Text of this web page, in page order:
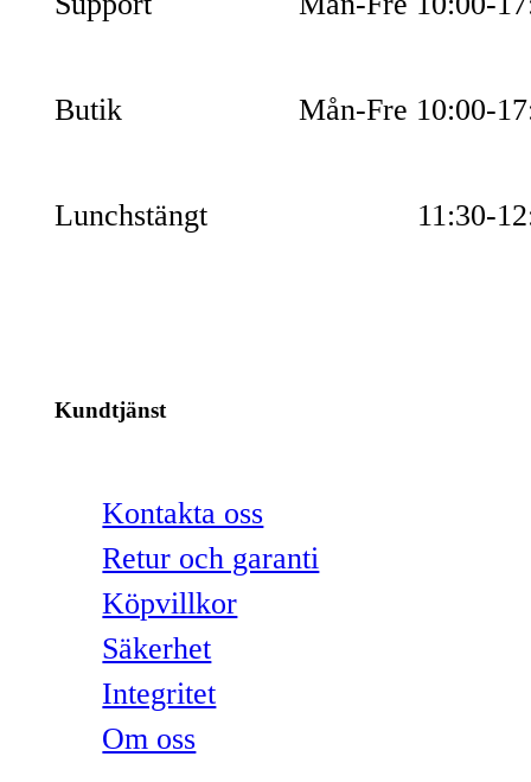
Butik Mån-Fre 10:00-
Lunchstängt 11:30-
Kundtjänst
Kontakta oss
Retur och garanti
Köpvillkor
Säkerhet
Integritet
Om oss